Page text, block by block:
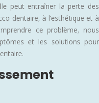
peut entraîner la perte des
dentaire, à l’esthétique et à
ce problème, nous
et les solutions pour